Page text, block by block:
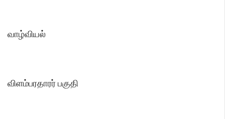
வாழ்வியல்
விளம்பரதாரர் பகுதி